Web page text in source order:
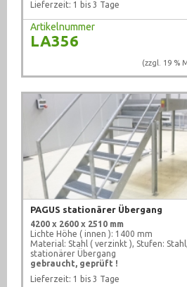
Lieferzeit: 1 bis 3 Tage
Artikelnummer
LA356
(zzgl. 19 %
PAGUS stationärer Übergang
4200 x 2600 x 2510 mm
Lichte Höhe ( innen ): 1400 mm
Material: Stahl ( verzinkt ), Stufen:
stationärer Übergang
gebraucht, geprüft !
Lieferzeit: 1 bis 3 Tage